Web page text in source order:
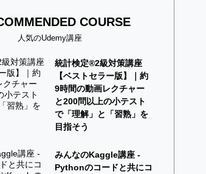
COURSE
人気のUdemy講座
統計検定®2級対策講座
【ベストセラー版】｜約
9時間の動画レクチャー
と200問以上の小テスト
で「理解」と「習熟」を
目指そう
みんなのKaggle講座 -
Pythonのコードと共にコ